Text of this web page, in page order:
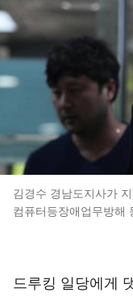
김경수 경남도지사가
컴퓨터등장애업무방해
드루킹 일당에게